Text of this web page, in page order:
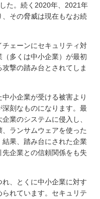
た。続く2020年、2021年
その脅威は現在もなお続
ェーンにセキュリティ対
多くは中小企業）が最初
撃の踏み台とされてしま
小企業が受ける被害より
刻なものになります。最
業のシステムに侵入し、
ランサムウェアを使った
果、踏み台にされた企業
企業との信頼関係をも失
、とくに中小企業に対す
れています。セキュリテ